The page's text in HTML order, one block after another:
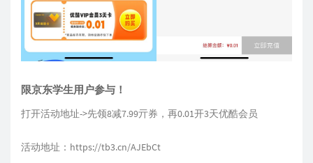
限京东学生用户参与！
打开活动地址->先领8减7.99亓券，再0.01开3天优酷会员
活动地址： https://tb3.cn/AJEbCt